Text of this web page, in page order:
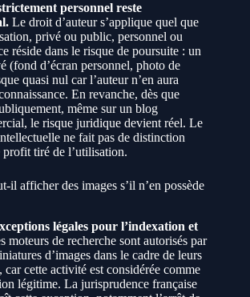
personnel reste
Le droit d’auteur s’applique quel que
privé ou public, personnel ou
réside dans le risque de poursuite : un
(fond d’écran personnel, photo de
quasi nul car l’auteur n’en aura
En revanche, dès que
même sur un blog
le risque juridique devient réel. Le
ne fait pas de distinction
tiré de l’utilisation.
il afficher des images s’il n’en possède
légales pour l’indexation et
moteurs de recherche sont autorisés par
d’images dans le cadre de leurs
car cette activité est considérée comme
légitime. La jurisprudence française